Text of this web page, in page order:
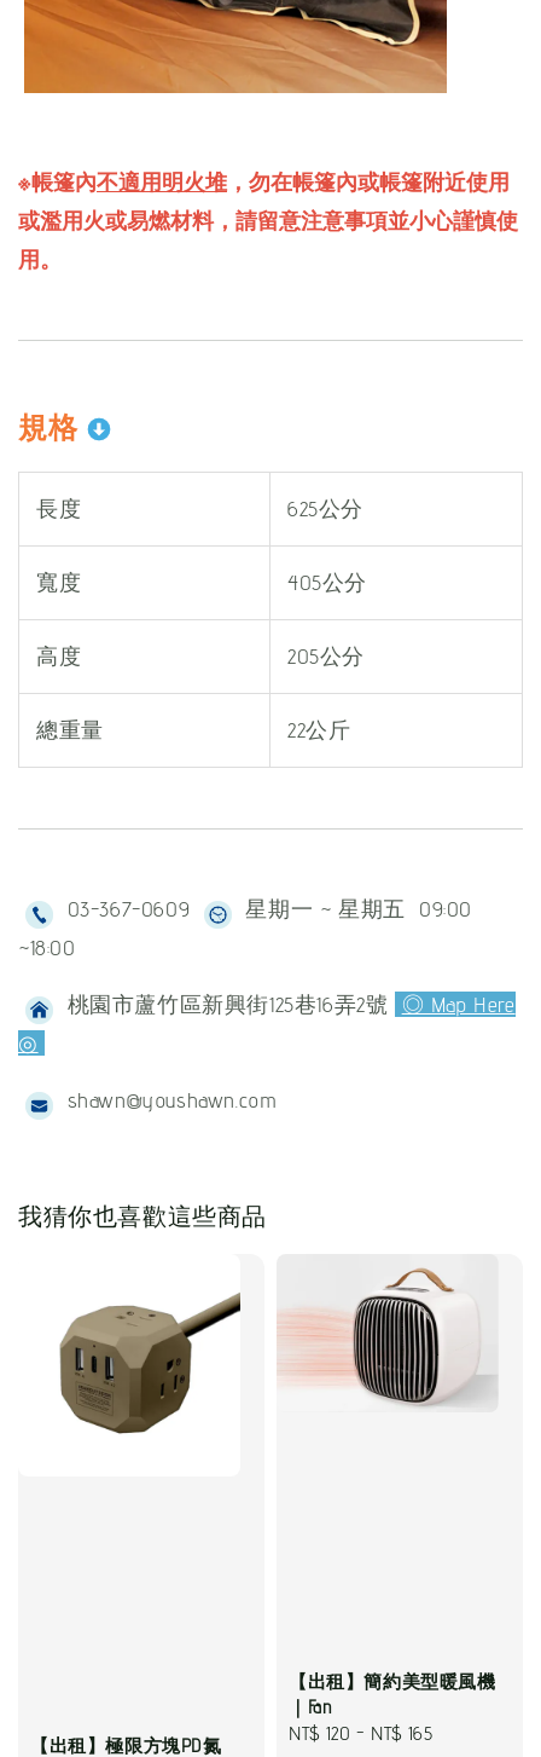
※帳篷內不適用明火堆 ，勿在帳篷內或帳篷附近使用
或濫用火或易燃材料，請留意注意事項並小心謹慎使
用。
規格
長度 625公分
寬度 405公分
高度 205公分
總重量 22公斤
03-367-0609
星期一 ~ 星期五 09:00
~18:00
桃園市蘆竹區新興街125巷16弄2號
◎ Map Here
◎
shawn@youshawn.com
我猜你也喜歡這些商品
【出租】極限方塊PD氮
【出租】簡約美型暖風機
｜Fan
Regular
NT$ 120 - NT$ 165